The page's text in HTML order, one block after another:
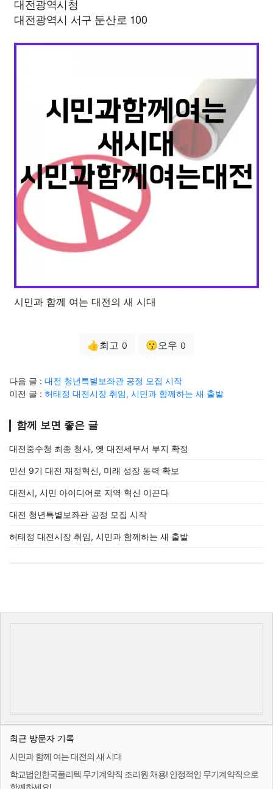
대전광역시청
대전광역시 서구 둔산로 100
시민과 함께 여는 대전의 새 시대
👍최고 0 😗오우 0
다음 글 : 대전 청년특별보좌관 공정 모집 시작
이전 글 : 허태정 대전시장 취임, 시민과 함께하는 새 출발
함께 보면 좋은 글
대전중수청 최종 청사, 옛 대전세무서 부지 확정
민선 9기 대전 재정혁신, 미래 성장 동력 확보
대전시, 시민 아이디어로 지역 혁신 이끈다
대전 청년특별보좌관 공정 모집 시작
허태정 대전시장 취임, 시민과 함께하는 새 출발
최근 방문자 기록
시민과 함께 여는 대전의 새 시대
학교법인한국폴리텍 무기계약직 조리원 채용! 안정적인 무기계약직으로